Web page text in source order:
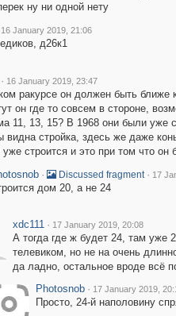
ну ни одной нету
16 January 2019, 21:06
д26к1
· 16 January 2019, 23:47
ракурсе он должен быть
он где то совсем в стороне,
11, 13, 15? В 1968 они были уже
видна стройка, здесь же даже
строится и это при том что он
· Discussed fragment · 17
дом 20, а не 24
xdc111 · 17 January 2019, 20:08
А тогда где ж будет 24, там уже
телевиком, но не на очень
да ладно, остальное вроде всё
Photosnob · 17 January 2019,
Просто, 24-й наполовину